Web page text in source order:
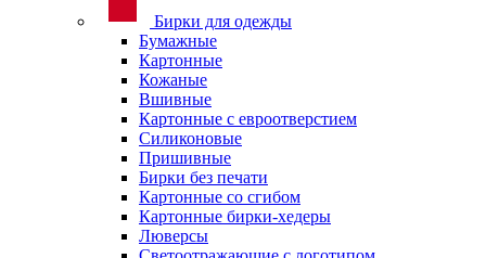
Бирки для одежды
Бумажные
Картонные
Кожаные
Вшивные
Картонные с евроотверстием
Силиконовые
Пришивные
Бирки без печати
Картонные со сгибом
Картонные бирки-хедеры
Люверсы